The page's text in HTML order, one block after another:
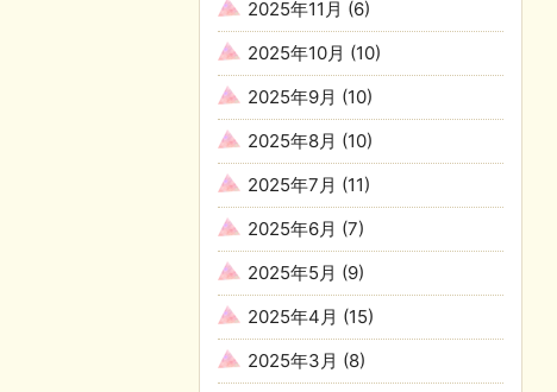
2025年11月 (6)
2025年10月 (10)
2025年9月 (10)
2025年8月 (10)
2025年7月 (11)
2025年6月 (7)
2025年5月 (9)
2025年4月 (15)
2025年3月 (8)